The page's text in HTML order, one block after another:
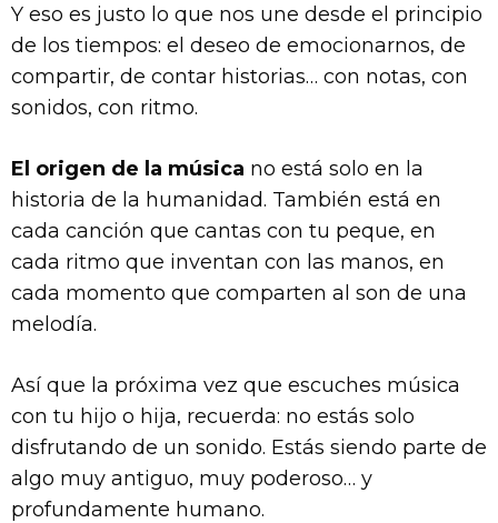
Y eso es justo lo que nos une desde el principio
de los tiempos: el deseo de emocionarnos, de
compartir, de contar historias… con notas, con
sonidos, con ritmo.
El origen de la música no está solo en la
historia de la humanidad. También está en
cada canción que cantas con tu peque, en
cada ritmo que inventan con las manos, en
cada momento que comparten al son de una
melodía.
Así que la próxima vez que escuches música
con tu hijo o hija, recuerda: no estás solo
disfrutando de un sonido. Estás siendo parte de
algo muy antiguo, muy poderoso… y
profundamente humano.